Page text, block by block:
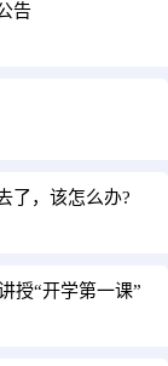
告
了，该怎么办?
授“开学第一课”